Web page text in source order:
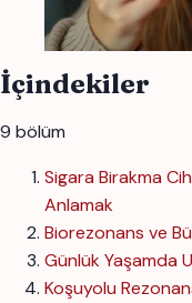
İçindekiler
9 bölüm
Sigara Birakma
Anlamak
Biorezonans ve
Günlük Yaşamda
Koşuyolu